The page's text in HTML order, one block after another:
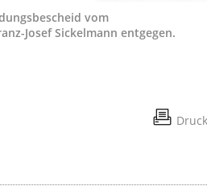
vom
Josef Sickelmann entgegen.